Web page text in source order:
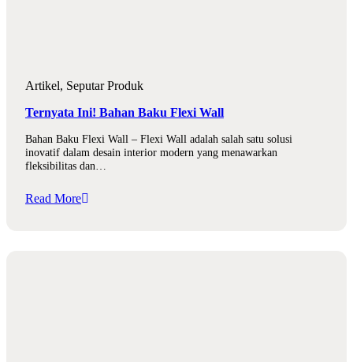
Artikel, Seputar Produk
Ternyata Ini! Bahan Baku Flexi Wall
Bahan Baku Flexi Wall – Flexi Wall adalah salah satu solusi
inovatif dalam desain interior modern yang menawarkan
fleksibilitas dan…
Read More